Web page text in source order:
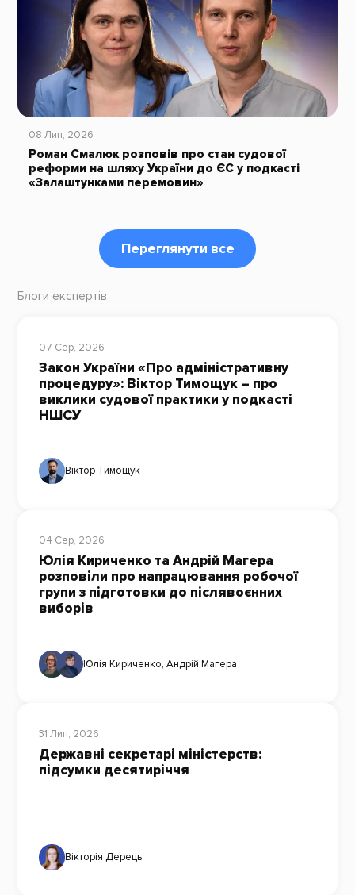
08 Лип, 2026
Роман Смалюк розповів про стан судової
реформи на шляху України до ЄС у подкасті
«Залаштунками перемовин»
Переглянути все
Блоги експертів
07 Сер, 2026
Закон України «Про адміністративну
процедуру»: Віктор Тимощук – про
виклики судової практики у подкасті
НШСУ
Віктор Тимощук
04 Сер, 2026
Юлія Кириченко та Андрій Магера
розповіли про напрацювання робочої
групи з підготовки до післявоєнних
виборів
Юлія Кириченко, Андрій Магера
31 Лип, 2026
Державні секретарі міністерств:
підсумки десятиріччя
Вікторія Дерець